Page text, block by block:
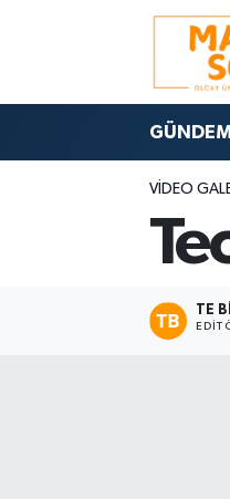
VIDEO
TE
Nöbetçi Eczaneler
Hava Durumu
Trafik Durumu
Süper Lig Puan
Tüm Manşetler